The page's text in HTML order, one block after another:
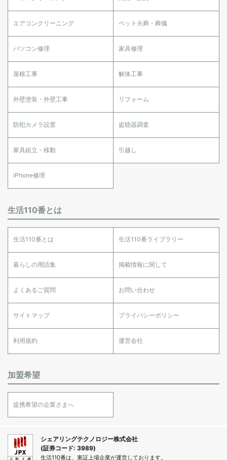
エアコンクリーニング ペット火葬・葬儀
パソコン修理 家具修理
屋根工事 解体工事
外壁塗装・外壁工事 リフォーム
防犯カメラ設置 盗聴器調査
家具組立・移動 引越し
iPhone修理
生活110番とは
生活110番とは 生活110番ライブラリー
暮らしの用語集 掲載情報に関して
よくあるご質問 お問い合わせ
サイトマップ プライバシーポリシー
利用規約 運営会社
加盟希望
提携希望の企業さまへ
シェアリングテクノロジー株式会社
(証券コード: 3989)
生活110番は、東証上場企業が運営しております。